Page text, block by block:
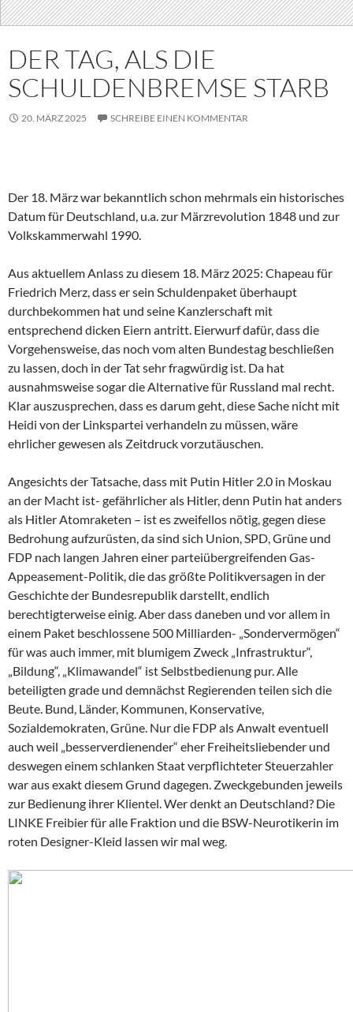
DER TAG, ALS DIE
SCHULDENBREMSE STARB
20. MÄRZ 2025 SCHREIBE EINEN KOMMENTAR
Der 18. März war bekanntlich schon mehrmals ein historisches
Datum für Deutschland, u.a. zur Märzrevolution 1848 und zur
Volkskammerwahl 1990.
Aus aktuellem Anlass zu diesem 18. März 2025: Chapeau für
Friedrich Merz, dass er sein Schuldenpaket überhaupt
durchbekommen hat und seine Kanzlerschaft mit
entsprechend dicken Eiern antritt. Eierwurf dafür, dass die
Vorgehensweise, das noch vom alten Bundestag beschließen
zu lassen, doch in der Tat sehr fragwürdig ist. Da hat
ausnahmsweise sogar die Alternative für Russland mal recht.
Klar auszusprechen, dass es darum geht, diese Sache nicht mit
Heidi von der Linkspartei verhandeln zu müssen, wäre
ehrlicher gewesen als Zeitdruck vorzutäuschen.
Angesichts der Tatsache, dass mit Putin Hitler 2.0 in Moskau
an der Macht ist- gefährlicher als Hitler, denn Putin hat anders
als Hitler Atomraketen – ist es zweifellos nötig, gegen diese
Bedrohung aufzurüsten, da sind sich Union, SPD, Grüne und
FDP nach langen Jahren einer parteiübergreifenden Gas-
Appeasement-Politik, die das größte Politikversagen in der
Geschichte der Bundesrepublik darstellt, endlich
berechtigterweise einig. Aber dass daneben und vor allem in
einem Paket beschlossene 500 Milliarden- „Sondervermögen“
für was auch immer, mit blumigem Zweck „Infrastruktur“,
„Bildung“, „Klimawandel“ ist Selbstbedienung pur. Alle
beteiligten grade und demnächst Regierenden teilen sich die
Beute. Bund, Länder, Kommunen, Konservative,
Sozialdemokraten, Grüne. Nur die FDP als Anwalt eventuell
auch weil „besserverdienender“ eher Freiheitsliebender und
deswegen einem schlanken Staat verpflichteter Steuerzahler
war aus exakt diesem Grund dagegen. Zweckgebunden jeweils
zur Bedienung ihrer Klientel. Wer denkt an Deutschland? Die
LINKE Freibier für alle Fraktion und die BSW-Neurotikerin im
roten Designer-Kleid lassen wir mal weg.